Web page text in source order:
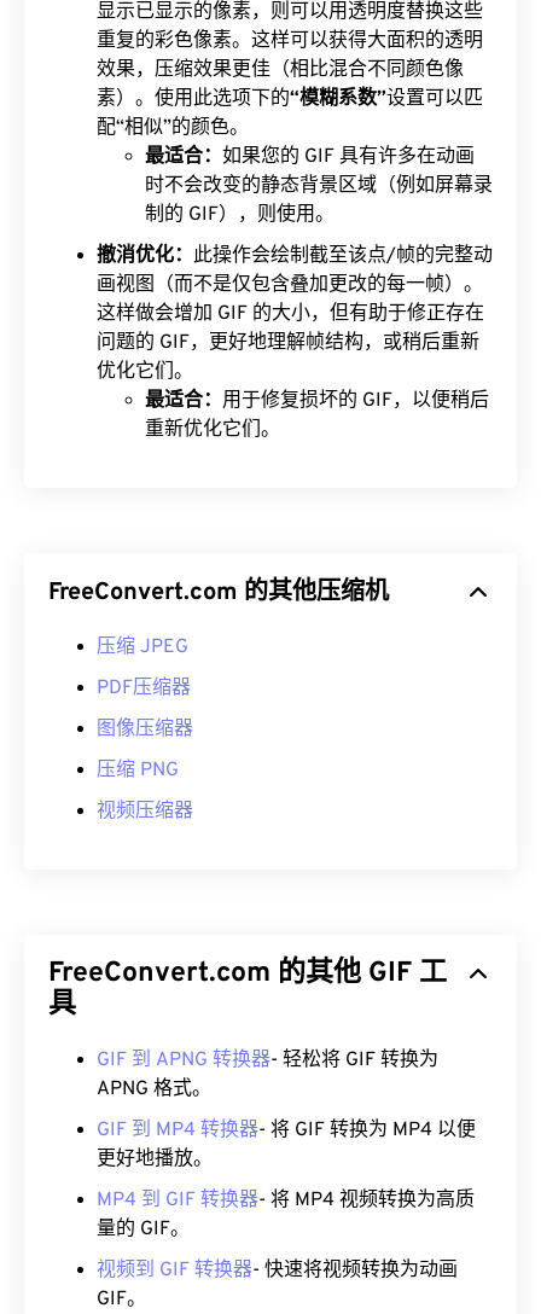
显示已显示的像素，则可以用透明度替换这些
重复的彩色像素。这样可以获得大面积的透明
效果，压缩效果更佳（相比混合不同颜色像
素）。使用此选项下的“模糊系数”设置可以匹
配“相似”的颜色。
最适合： 如果您的 GIF 具有许多在动画
时不会改变的静态背景区域（例如屏幕录
制的 GIF），则使用。
撤消优化： 此操作会绘制截至该点/帧的完整动
画视图（而不是仅包含叠加更改的每一帧）。
这样做会增加 GIF 的大小，但有助于修正存在
问题的 GIF，更好地理解帧结构，或稍后重新
优化它们。
最适合： 用于修复损坏的 GIF，以便稍后
重新优化它们。
FreeConvert.com 的其他压缩机
压缩 JPEG
PDF压缩器
图像压缩器
压缩 PNG
视频压缩器
FreeConvert.com 的其他 GIF 工
具
GIF 到 APNG 转换器- 轻松将 GIF 转换为
APNG 格式。
GIF 到 MP4 转换器- 将 GIF 转换为 MP4 以便
更好地播放。
MP4 到 GIF 转换器- 将 MP4 视频转换为高质
量的 GIF。
视频到 GIF 转换器- 快速将视频转换为动画
GIF。